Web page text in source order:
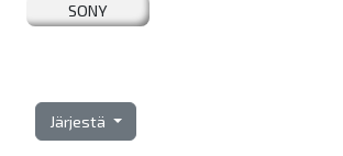
SONY
Järjestä